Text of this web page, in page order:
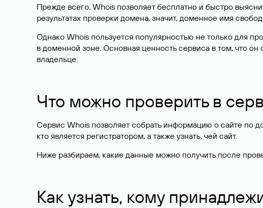
Прежде всего, Whois позволяет бесплатно и быстро
результатах проверки домена, значит, доменное имя
Однако Whois пользуется популярностью не только для
в доменной зоне. Основная ценность сервиса в том, что
владельце.
Что можно проверить в
Сервис Whois позволяет собрать информацию о сайте по
кто является регистратором, а также узнать, чей сайт.
Ниже разбираем, какие данные можно получить после
Как узнать, кому